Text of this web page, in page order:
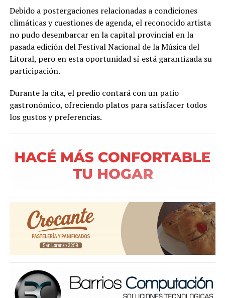
Debido a postergaciones relacionadas a condiciones
climáticas y cuestiones de agenda, el reconocido artista
no pudo desembarcar en la capital provincial en la
pasada edición del Festival Nacional de la Música del
Litoral, pero en esta oportunidad sí está garantizada su
participación.
Durante la cita, el predio contará con un patio
gastronómico, ofreciendo platos para satisfacer todos
los gustos y preferencias.